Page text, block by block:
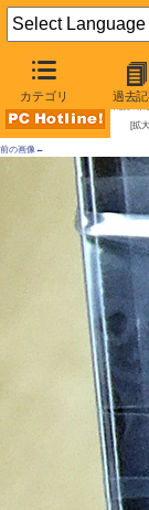
カテゴリ 過去
[拡大
前の画像←